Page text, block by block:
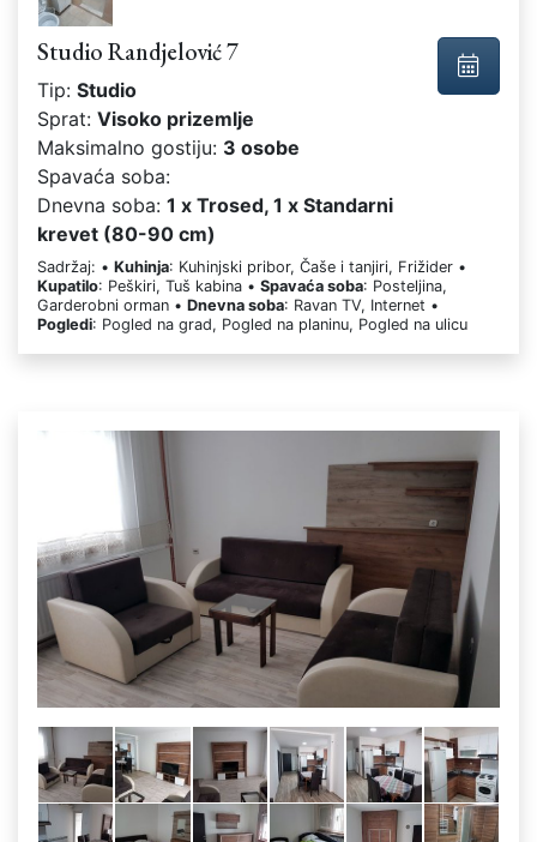
Studio Randjelović 7
Tip: Studio
Sprat: Visoko prizemlje
Maksimalno gostiju: 3 osobe
Spavaća soba:
Dnevna soba: 1 x Trosed, 1 x Standarni
krevet (80-90 cm)
Sadržaj: • Kuhinja: Kuhinjski pribor, Čaše i tanjiri, Frižider •
Kupatilo: Peškiri, Tuš kabina • Spavaća soba: Posteljina,
Garderobni orman • Dnevna soba: Ravan TV, Internet •
Pogledi: Pogled na grad, Pogled na planinu, Pogled na ulicu